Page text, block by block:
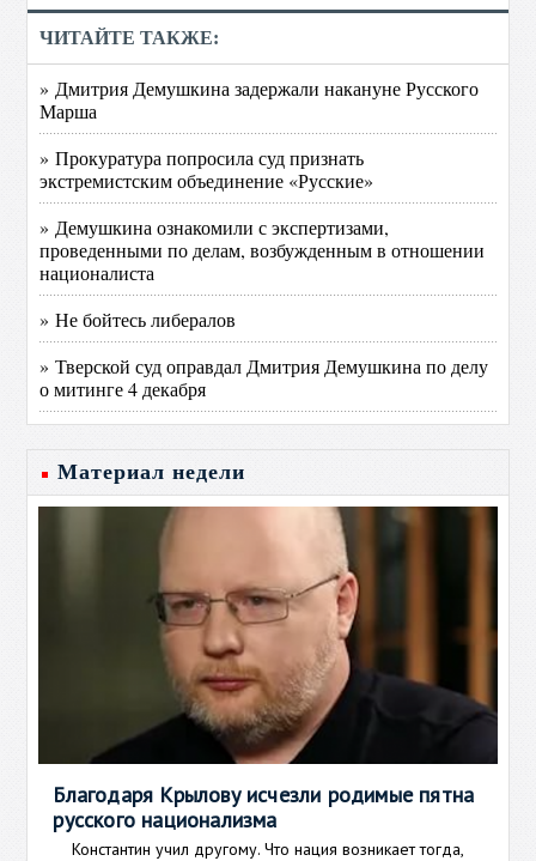
ЧИТАЙТЕ ТАКЖЕ:
» Дмитрия Демушкина задержали накануне Русского
Марша
» Прокуратура попросила суд признать
экстремистским объединение «Русские»
» Демушкина ознакомили с экспертизами,
проведенными по делам, возбужденным в отношении
националиста
» Не бойтесь либералов
» Тверской суд оправдал Дмитрия Демушкина по делу
о митинге 4 декабря
Материал недели
Благодаря Крылову исчезли родимые пятна
русского национализма
Константин учил другому. Что нация возникает тогда,